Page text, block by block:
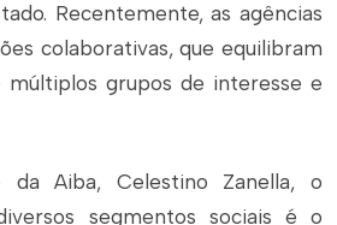
Recentemente, as agências
colaborativas, que equilibram
múltiplos grupos de interesse e
da Aiba, Celestino Zanella, o
segmentos sociais é o